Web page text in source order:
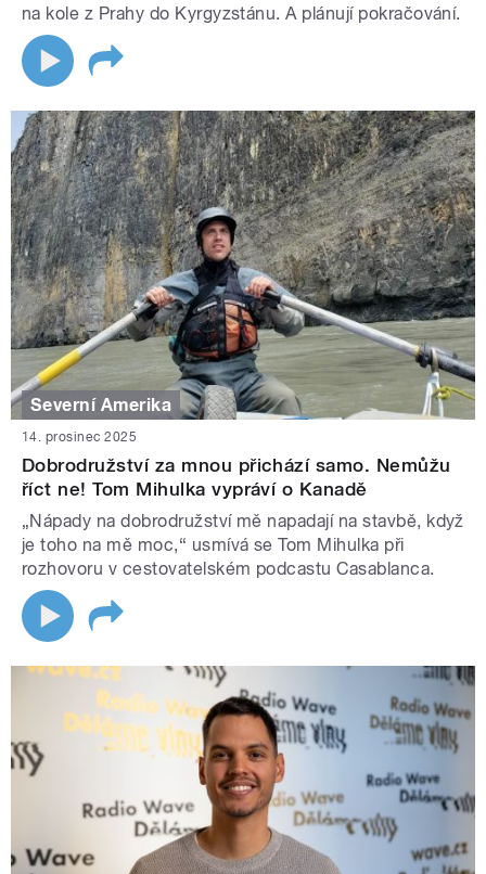
na kole z Prahy do Kyrgyzstánu. A plánují pokračování.
Severní Amerika
14. prosinec 2025
Dobrodružství za mnou přichází samo. Nemůžu
říct ne! Tom Mihulka vypráví o Kanadě
„Nápady na dobrodružství mě napadají na stavbě, když
je toho na mě moc,“ usmívá se Tom Mihulka při
rozhovoru v cestovatelském podcastu Casablanca.